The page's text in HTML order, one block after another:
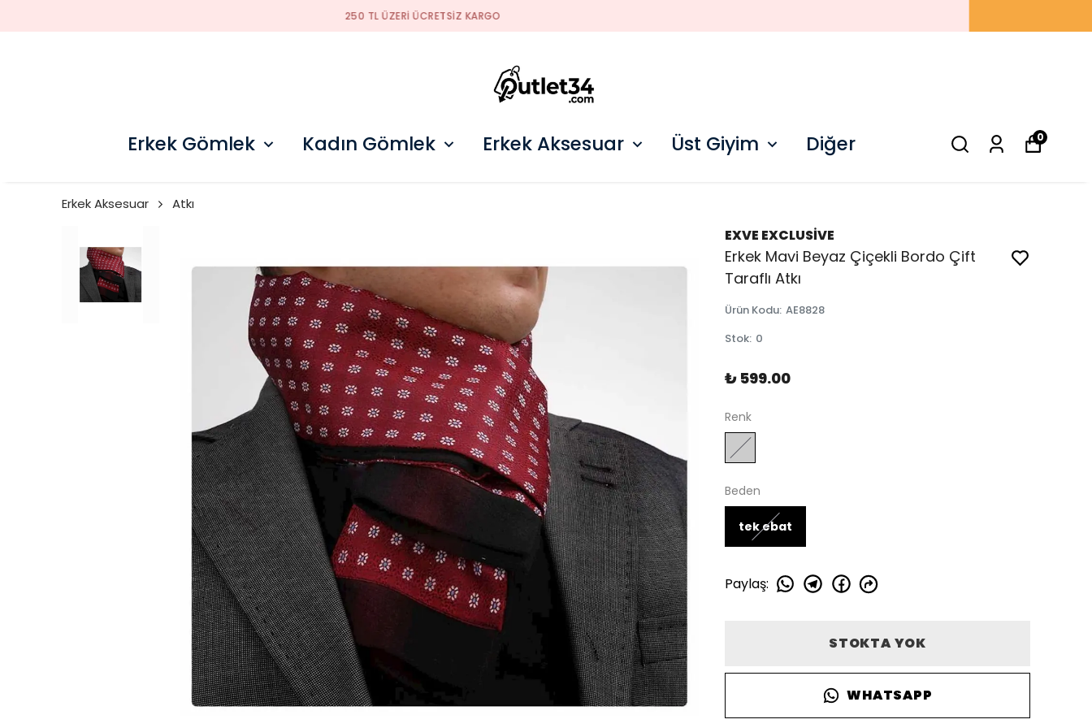
2026 SEZON ÜRÜNLER STOKLARDA
Erkek Gömlek Kadın Gömlek Erkek Aksesuar Üst Giyim Diğer 0
Erkek Aksesuar Atkı
EXVE EXCLUSİVE
Erkek Mavi Beyaz Çiçekli Bordo Çift
Taraflı Atkı
Ürün Kodu: AE8828
Stok: 0
₺ 599.00
Renk
Beden
tek ebat
Paylaş:
STOKTA YOK
WHATSAPP